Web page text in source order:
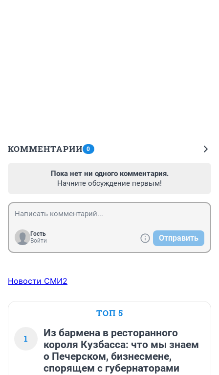
КОММЕНТАРИИ 0
Пока нет ни одного комментария.
Начните обсуждение первым!
Гость
Войти
Отправить
Новости СМИ2
ТОП 5
1
Из бармена в ресторанного
короля Кузбасса: что мы знаем
о Печерском, бизнесмене,
спорящем с губернаторами